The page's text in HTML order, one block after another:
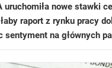
uruchomiła nowe stawki
raport z rynku pracy
sentyment na głównych